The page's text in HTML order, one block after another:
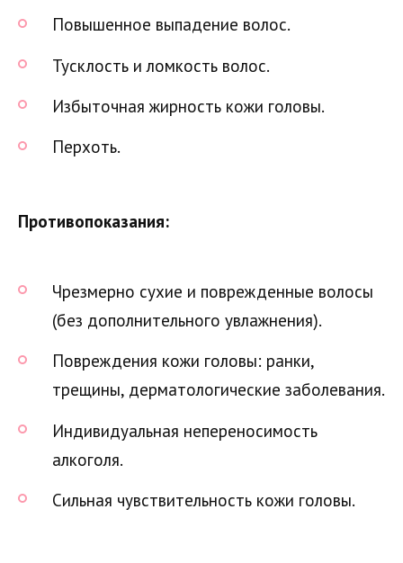
Повышенное выпадение волос.
Тусклость и ломкость волос.
Избыточная жирность кожи головы.
Перхоть.
Противопоказания:
Чрезмерно сухие и поврежденные волосы
(без дополнительного увлажнения).
Повреждения кожи головы: ранки,
трещины, дерматологические заболевания.
Индивидуальная непереносимость
алкоголя.
Сильная чувствительность кожи головы.